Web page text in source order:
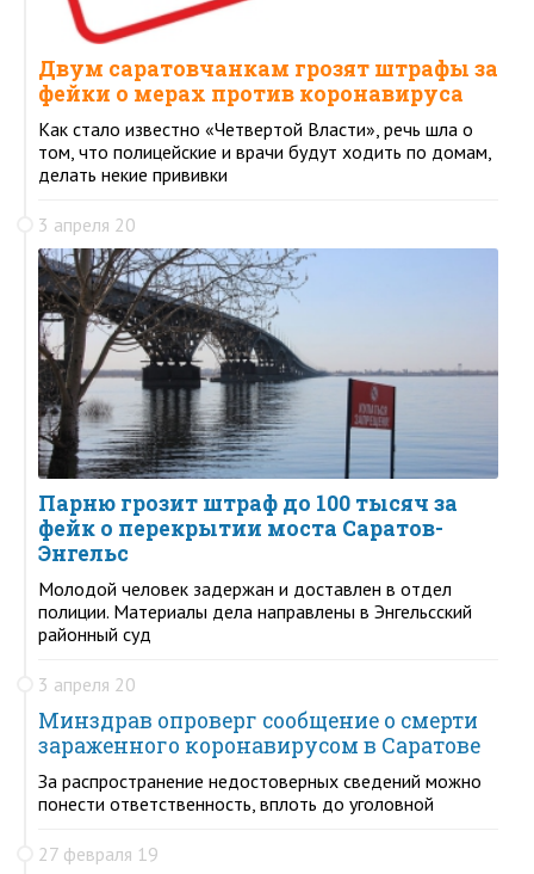
Двум саратовчанкам грозят штрафы за
фейки о мерах против коронавируса
Как стало известно «Четвертой Власти», речь шла о
том, что полицейские и врачи будут ходить по домам,
делать некие прививки
3 апреля 20
Парню грозит штраф до 100 тысяч за
фейк о перекрытии моста Саратов-
Энгельс
Молодой человек задержан и доставлен в отдел
полиции. Материалы дела направлены в Энгельсский
районный суд
3 апреля 20
Минздрав опроверг сообщение о смерти
зараженного коронавирусом в Саратове
За распространение недостоверных сведений можно
понести ответственность, вплоть до уголовной
27 февраля 19